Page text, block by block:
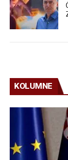
KOLUMNE